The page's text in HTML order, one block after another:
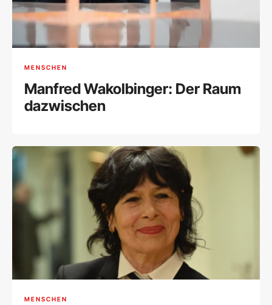
MENSCHEN
Manfred Wakolbinger: Der Raum
dazwischen
MENSCHEN